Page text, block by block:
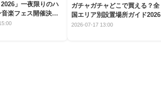
」一夜限りのハ
音楽フェス開催決
ガチャガチャどこで買える？全
国エリア別設置場所ガイド2026
2026-07-17 13:00